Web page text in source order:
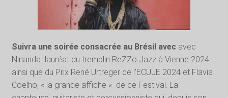
Suivra une soirée consacrée au Brésil avec avec
Ninanda lauréat du tremplin ReZZo Jazz à Vienne 2024
ainsi que du Prix René Urtreger de l’ECUJE 2024 et Flavia
Coelho, « la grande affiche « de ce Festival. La